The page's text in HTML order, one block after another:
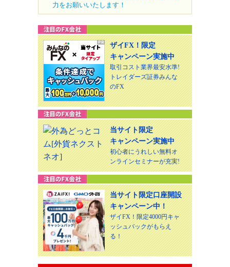
力をお願いいたします！
ザイFX！限定
キャンペーン実施中
取引コスト業界最安水準!
トレイダーズ証券みんな
のFX
当サイト限定
キャンペーン実施中
初心者にうれしい無料オ
ンラインセミナーが充実!
当サイト限定口座開設
キャンペーン中！
ザイFX！限定4000円キャ
ッシュバックがもらえ
る！